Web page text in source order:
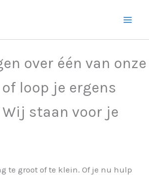
over één van onze
loop je ergens
staan voor je
te groot of te klein. Of je nu hulp